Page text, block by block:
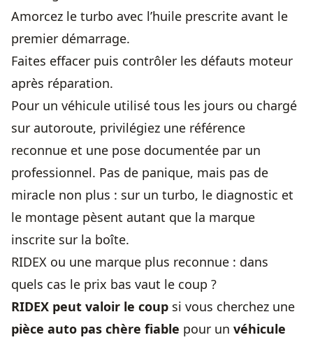
Amorcez le turbo avec l’huile prescrite avant le
premier démarrage.
Faites effacer puis contrôler les défauts moteur
après réparation.
Pour un véhicule utilisé tous les jours ou chargé
sur autoroute, privilégiez une référence
reconnue et une pose documentée par un
professionnel. Pas de panique, mais pas de
miracle non plus : sur un turbo, le diagnostic et
le montage pèsent autant que la marque
inscrite sur la boîte.
RIDEX ou une marque plus reconnue : dans
quels cas le prix bas vaut le coup ?
RIDEX peut valoir le coup si vous cherchez une
pièce auto pas chère fiable pour un véhicule